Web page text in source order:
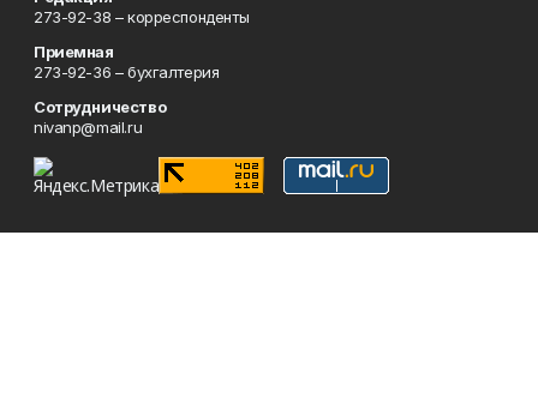
273-92-38 – корреспонденты
Приемная
273-92-36 – бухгалтерия
Сотрудничество
nivanp@mail.ru